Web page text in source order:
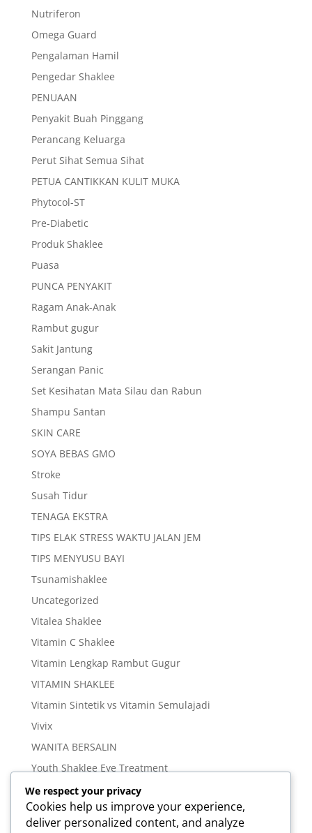
Nutriferon
Omega Guard
Pengalaman Hamil
Pengedar Shaklee
PENUAAN
Penyakit Buah Pinggang
Perancang Keluarga
Perut Sihat Semua Sihat
PETUA CANTIKKAN KULIT MUKA
Phytocol-ST
Pre-Diabetic
Produk Shaklee
Puasa
PUNCA PENYAKIT
Ragam Anak-Anak
Rambut gugur
Sakit Jantung
Serangan Panic
Set Kesihatan Mata Silau dan Rabun
Shampu Santan
SKIN CARE
SOYA BEBAS GMO
Stroke
Susah Tidur
TENAGA EKSTRA
TIPS ELAK STRESS WAKTU JALAN JEM
TIPS MENYUSU BAYI
Tsunamishaklee
Uncategorized
Vitalea Shaklee
Vitamin C Shaklee
Vitamin Lengkap Rambut Gugur
VITAMIN SHAKLEE
Vitamin Sintetik vs Vitamin Semulajadi
Vivix
WANITA BERSALIN
Youth Shaklee Eye Treatment
YOUTH SKIN CARE SERIES
Meta
We respect your privacy
Cookies help us improve your experience,
deliver personalized content, and analyze